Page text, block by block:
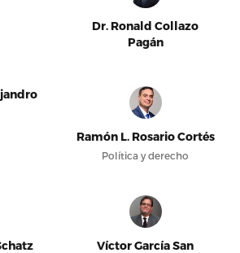
Dr. Ronald Collazo
Pagán
Ramón L. Rosario Cortés
Política y derecho
Víctor García San